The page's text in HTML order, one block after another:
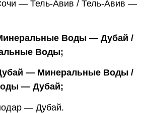
— Тель-Авив / Тель-Авив —
Воды — Дубай /
Воды;
— Минеральные Воды /
— Дубай;
— Дубай.